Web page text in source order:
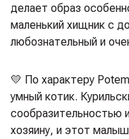
делает образ
маленький хищник с
любознательный и
💛 По характеру
умный котик.
сообразительностью
хозяину, и этот